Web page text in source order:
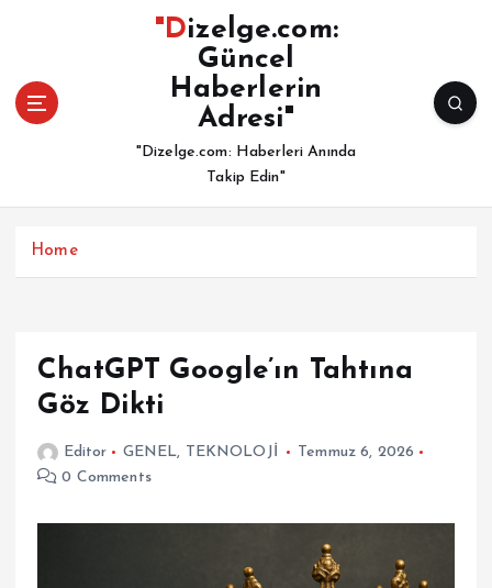
"Dizelge.com:
Güncel
Haberlerin
Adresi"
"Dizelge.com: Haberleri Anında
Takip Edin"
Home
ChatGPT Google’ın Tahtına
Göz Dikti
Editor GENEL, TEKNOLOJİ
Temmuz 6, 2026
0 Comments